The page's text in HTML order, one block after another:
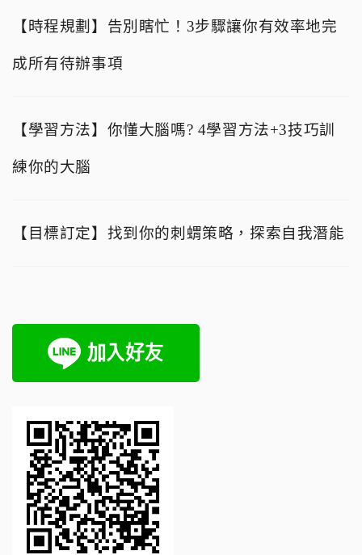
【時程規劃】告別瞎忙！3步驟讓你有效率地完
成所有待辦事項
【學習方法】你懂大腦嗎? 4學習方法+3技巧訓
練你的大腦
【目標訂定】找到你的刺蝟策略，探索自我潛能